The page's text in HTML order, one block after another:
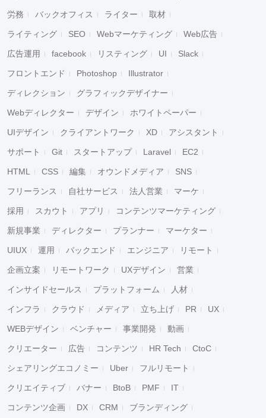
労務 バックオフィス ライター 取材
ライティング SEO Webマーケティング Web広告
広告運用 facebook リスティング UI Slack
フロントエンド Photoshop Illustrator
ディレクション グラフィックデザイナー
Webディレクター デザイン ホワイトペーパー
UIデザイン クライアントワーク XD アシスタント
サポート Git スタートアップ Laravel EC2
HTML CSS 編集 オウンドメディア SNS
フリーランス 自社サービス 法人営業 マーケ
採用 スカウト アプリ コンテンツマーケティング
新規事業 ディレクター プランナー マーケター
UIUX 運用 バックエンド エンジニア リモート
企画立案 リモートワーク UXデザイン 営業
インサイドセールス プラットフォーム 人材
インフラ クラウド メディア 立ち上げ PR UX
WEBデザイン ベンチャー 事業開発 動画
クリエーター 広告 コンテンツ HR Tech CtoC
シェアリングエコノミー Uber フルリモート
クリエイティブ バナー BtoB PMF IT
コンテンツ企画 DX CRM ブランディング